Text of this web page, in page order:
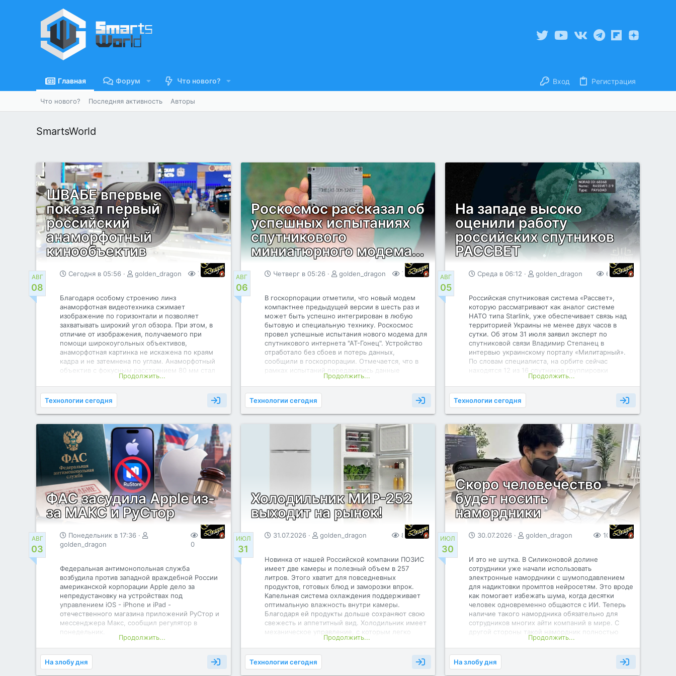
Главная Форум Что нового? Вход Регистрация
Что нового? Последняя активность Авторы
SmartsWorld
ШВАБЕ впервые
показал первый
российский
анаморфотный
кинообъектив
АВГ
08
Сегодня в 05:56 golden_dragon 70 0
Благодаря особому строению линз
анаморфотная видеотехника сжимает
изображение по горизонтали и позволяет
захватывать широкий угол обзора. При этом, в
отличие от изображения, получаемого при
помощи широкоугольных объективов,
анаморфотная картинка не искажена по краям
кадра и не затемнена по углам. Анаморфотный
объектив с фокусным расстоянием 80 мм стал
первым готовым изделием в созданной линейке.
В нее также вошли объективы с фокусным
расстоянием 40, 60 и 100 мм. Уникальная
видеотехника разработана Лыткаринским
заводом оптического стекла холдинга «Швабе»
(входит в Ростех).
Подобная видеотехника создана в России
впервые. Кинообъектив был представлен на
промышленной выставке «Иннопром-2026».
Фото: «Швабе»
Источник:
чтобы видеть ссылку, вы должны быть
зарегистрированы
Продолжить...
Технологии сегодня
Роскосмос рассказал об
успешных испытаниях
спутникового
миниатюрного модема...
АВГ
06
Четверг в 05:26 golden_dragon 70 0
В госкорпорации отметили, что новый модем
компактнее предыдущей версии в шесть раз и
может быть успешно интегрирован в любую
бытовую и специальную технику. Роскосмос
провел успешные испытания нового модема для
спутникового интернета "АТ-Гонец". Устройство
отработало без сбоев и потерь данных,
сообщили в госкорпорации. Отмечается, что в
рамках испытаний передавались данные
размером от 10 байт до 20 килобайт, при этом
каждый раз передача информации проходила без
нареканий. В госкорпорации отметили, что
новый модем компактнее предыдущей версии в
шесть раз и может быть успешно интегрирован в
любую технику. При этом устройство обеспечит
доступ к сети там, где не будет сотовой связи.
"Новый компактный модем для спутникового
интернета вещей "АТ-Гонец" (УРМ-Д2)
протестировали предприятие Роскосмоса
"Спутниковая система "Гонец" и компания
"Стэкком". Без сбоев и потерь данных. Там, где
многие системы "глючат", новый модем
отработал без единого сбоя: прибор отключали
от...
Продолжить...
Технологии сегодня
На западе высоко
оценили работу
российских спутников
РАССВЕТ
АВГ
05
Среда в 06:12 golden_dragon 60 0
Российская спутниковая система «Рассвет»,
которую рассматривают как аналог системе
НАТО типа Starlink, уже обеспечивает связь над
территорией Украины не менее двух часов в
сутки. Об этом 31 июля заявил эксперт по
спутниковой связи Владимир Степанец в
интервью украинскому порталу «Милитарный».
По словам специалиста, на орбите сейчас
находятся 12 из 16 спутников группировки
«Рассвет». Еще три аппарата продолжают выход
на расчетную высоту около 550 км, один спутник
был потерян во время выведения.
«Фактически уже сформирована цепочка с
хорошим покрытием, которая примерно дважды
в сутки формирует такое хорошее покрытие. Эти
спутники уже дают достаточно плотное
покрытие», — сказал Степанец.
Российская аэрокосмическая компания «Бюро
1440» 20 июля сообщила, что продолжает
развертывание низкоорбитальной спутниковой
группировки для предоставления услуг связи
нового поколения.
Продолжить...
Технологии сегодня
ФАС засудила Apple из-
за МАКС и РуСтор
АВГ
03
Понедельник в 17:36
golden_dragon
78
0
Федеральная антимонопольная служба
возбудила против западной враждебной России
американской корпорации Apple дело за
непредустановку на устройствах под
управлением iOS - iPhone и iPad -
отечественного магазина приложений РуСтор и
мессенджера Maкс, сообщил регулятор в
понедельник.
"Компания не исполнила предупреждение ФАС
России в части предустановки на устройства с
операционной системой iOS (iPhone, iPad)
национального мессенджера и отечественного
Продолжить...
На злобу дня
Холодильник МИР-252
выходит на рынок!
ИЮЛ
31
31.07.2026 golden_dragon 85 0
Новинка от нашей Российской компании ПОЗИС
имеет две камеры и полезный объем в 257
литров. Этого хватит для повседневных
продуктов, готовых блюд и заморозки впрок.
Капельная система охлаждения поддерживает
оптимальную влажность внутри камеры.
Благодаря ей продукты дольше сохраняют свою
свежесть и аппетитный вид. Холодильник имеет
механическое управление, с которым легко
разобраться и которым удобно пользоваться.
Холодильник изготовлен полностью в нашей
стране из отечественных комплектующих.
Имеет пяти уровневую систему защиты и
Продолжить...
Технологии сегодня
Скоро человечество
будет носить
намордники
ИЮЛ
30
30.07.2026 golden_dragon 100 0
И это не шутка. В Силиконовой долине
сотрудники уже начали использовать
электронные намордники с шумоподавлением
для надиктовки промптов нейросетям. Это вроде
как помогает избежать шума, когда десятки
человек одновременно общаются с ИИ. Теперь
наличие такого намордника обязательно для
сотрудников многих айти компаний в мире. С
другой стороны такой намордник полностью
отсекает человека от общения с себе
подобными и полностью переселяет его
общение в виртуальный мир подконтрольный
мировым корпорациям и политикам.
Продолжить...
На злобу дня